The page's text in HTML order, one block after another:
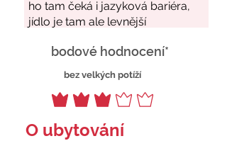
bodové hodnocení*
bez velkých potíží
O ubytování